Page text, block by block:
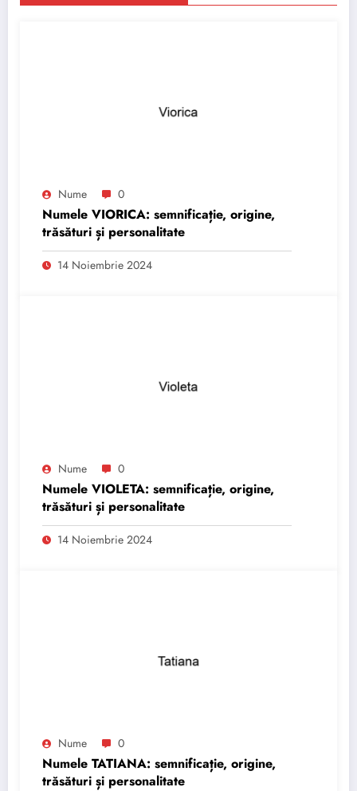
Nume 0
Numele VIORICA: semnificație, origine,
trăsături și personalitate
14 Noiembrie 2024
Nume 0
Numele VIOLETA: semnificație, origine,
trăsături și personalitate
14 Noiembrie 2024
Nume 0
Numele TATIANA: semnificație, origine,
trăsături și personalitate